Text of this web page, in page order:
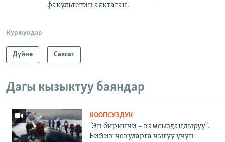
факультетин аяктаган.
Куржундар
Дүйнө Саясат
Дагы кызыктуу баяндар
КООПСУЗДУК
"Эң биринчи – камсыздандыруу".
Бийик чокуларга чыгуу үчүн